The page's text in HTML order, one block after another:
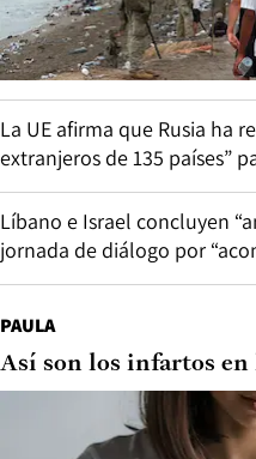
La UE afirma que Rusia ha
extranjeros de 135 países”
Líbano e Israel concluyen
jornada de diálogo por
PAULA
Así son los infartos en